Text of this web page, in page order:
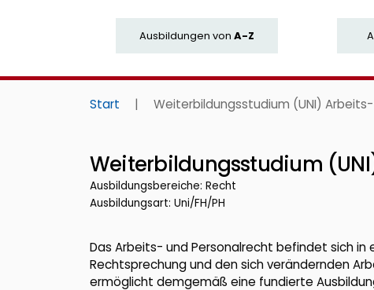
Ausbildungen von A-Z
Start | Weiterbildungsstudium (UNI)
Weiterbildungsstudium
Ausbildungsbereiche: Recht
Ausbildungsart: Uni/FH/PH
Das Arbeits- und Personalrecht befindet sich
Rechtsprechung und den sich verändernden
ermöglicht demgemäß eine fundierte